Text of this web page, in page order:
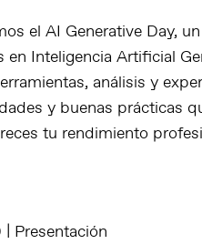
el AI Generative Day,
en Inteligencia Artificial
análisis y
y buenas prácticas
tu rendimiento
| Presentación